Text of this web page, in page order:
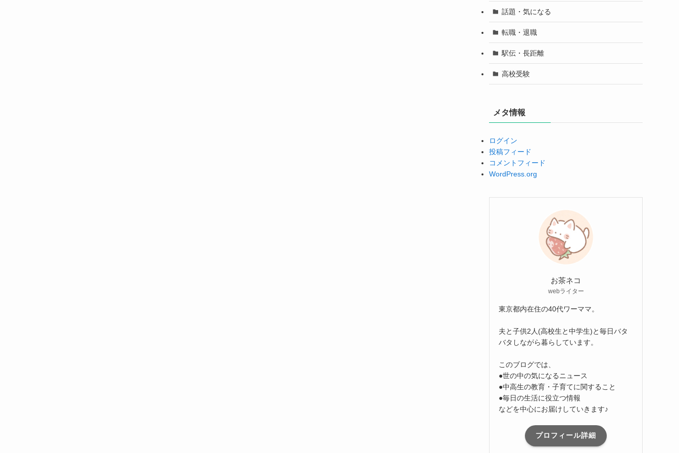
話題・気になる
転職・退職
駅伝・長距離
高校受験
メタ情報
ログイン
投稿フィード
コメントフィード
WordPress.org
お茶ネコ
webライター
東京都内在住の40代ワーママ。
夫と子供2人(高校生と中学生)と毎日バタ
バタしながら暮らしています。
このブログでは、
●世の中の気になるニュース
●中高生の教育・子育てに関すること
●毎日の生活に役立つ情報
などを中心にお届けしていきます♪
プロフィール詳細